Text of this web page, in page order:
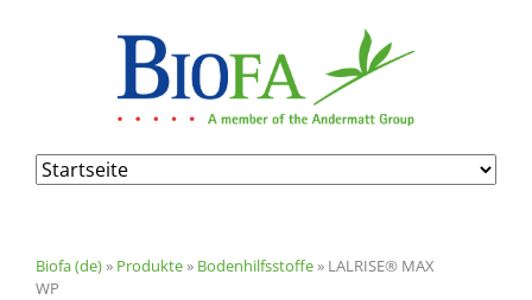
Navigation
überspringen
Biofa (de)» Produkte» Bodenhilfsstoffe» LALRISE® MAX
WP